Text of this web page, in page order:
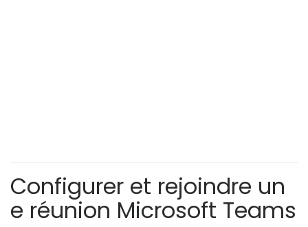
Configurer et rejoindre un
e réunion Microsoft Teams